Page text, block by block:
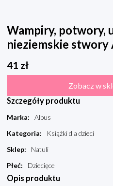
Wampiry, potwory,
nieziemskie stwory
41 zł
Zobacz w
Szczegóły produktu
Marka:
Albus
Kategoria:
Książki dla dzieci
Sklep:
Natuli
Płeć: Dziecięce
Opis produktu